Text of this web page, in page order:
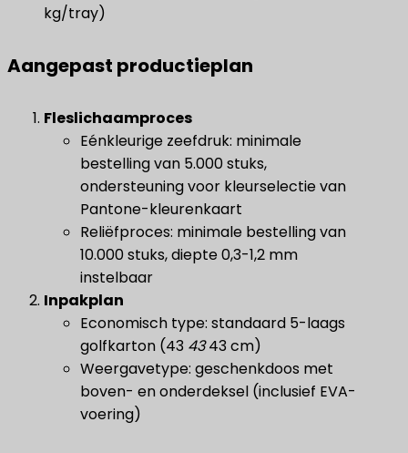
kg/tray)
Aangepast productieplan
​Fleslichaamproces
Eénkleurige zeefdruk: minimale
bestelling van 5.000 stuks,
ondersteuning voor kleurselectie van
Pantone-kleurenkaart
Reliëfproces: minimale bestelling van
10.000 stuks, diepte 0,3-1,2 mm
instelbaar
​Inpakplan
Economisch type: standaard 5-laags
golfkarton (43 4343 cm)
Weergavetype: geschenkdoos met
boven- en onderdeksel (inclusief EVA-
voering)